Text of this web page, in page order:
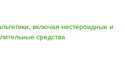
включая нестероидные и
средства